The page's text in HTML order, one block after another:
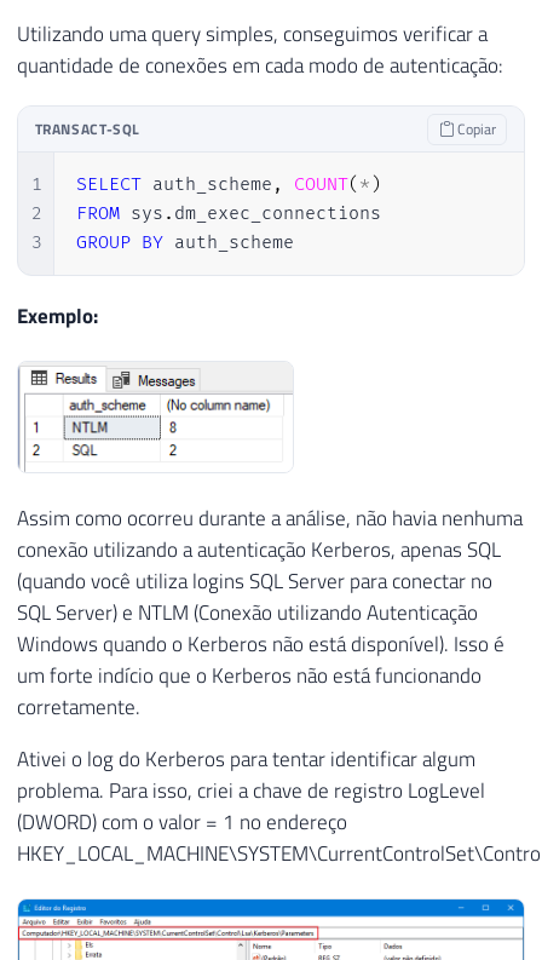
Utilizando uma query simples, conseguimos verificar a
quantidade de conexões em cada modo de autenticação:
TRANSACT-SQL Copiar
1
2
3
SELECT auth_scheme , COUNT( * )
FROM sys .
GROUP BY auth_scheme
Exemplo:
Assim como ocorreu durante a análise, não havia nenhuma
conexão utilizando a autenticação Kerberos, apenas SQL
(quando você utiliza logins SQL Server para conectar no
SQL Server) e NTLM (Conexão utilizando Autenticação
Windows quando o Kerberos não está disponível). Isso é
um forte indício que o Kerberos não está funcionando
corretamente.
Ativei o log do Kerberos para tentar identificar algum
problema. Para isso, criei a chave de registro LogLevel
(DWORD) com o valor = 1 no endereço